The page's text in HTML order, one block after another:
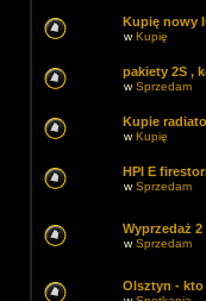
Kupię nowy
wKupię
pakiety 2S ,
wSprzedam
Kupie
wKupię
HPI E
wSprzedam
Wyprzedaż
wSprzedam
Olsztyn - kto